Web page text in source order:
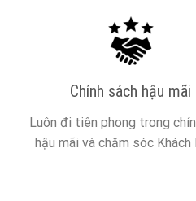
Chính sách hậu mãi
Luôn đi tiên phong trong
hậu mãi và chăm sóc Khách